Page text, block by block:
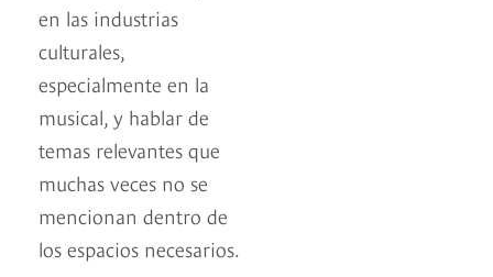
en las industrias
culturales,
especialmente en la
musical, y hablar de
temas relevantes que
muchas veces no se
mencionan dentro de
los espacios necesarios.